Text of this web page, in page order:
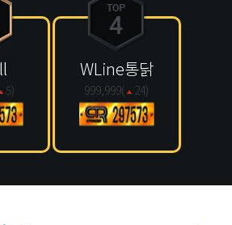
5)
WLine통닭
999,999( 24)